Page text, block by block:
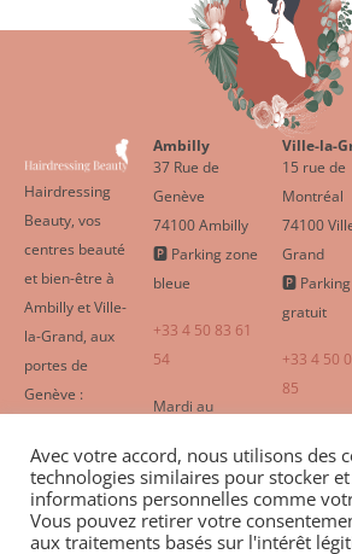
Hairdressing
Beauty, vos
centres beauté
et bien-être à
Ambilly et Ville-
la-Grand, aux
portes de
Genève :
esthétique,
bien-être,
onglerie,
coworking et
Ambilly
37 Rue de
Genève
74100 Ambilly
🅿️ Parking zone
bleue
+33 4 50 83 61
54
Mardi au
09:00 – 20:00
Samedi | 09:00
– 18:00
Ville-la-
15 rue de
Montréal
74100
Grand
🅿️ Parking
gratuit
+33 4 50
85
Vendredi
09:00 –
Samedi |
Avec votre accord, nous utilisons des
technologies similaires pour stocker et
informations personnelles comme
Vous pouvez retirer votre
aux traitements basés sur l'intérêt